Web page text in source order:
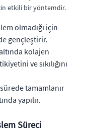
etkili bir yöntemdir.
olmadığı için
gençleştirir.
kolajen
ve sıkılığını
sürede tamamlanır
yapılır.
Süreci